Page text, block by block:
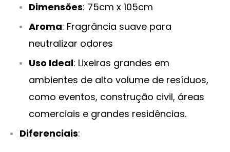
Dimensões: 75cm x 105cm
Aroma: Fragrância suave para
neutralizar odores
Uso Ideal: Lixeiras grandes em
ambientes de alto volume de resíduos,
como eventos, construção civil, áreas
comerciais e grandes residências.
Diferenciais: